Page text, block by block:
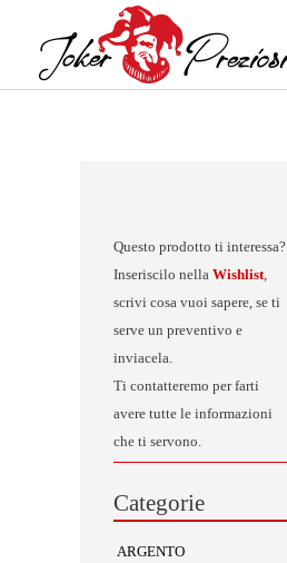
contenuto
Questo prodotto ti interessa?
Inseriscilo nella Wishlist,
scrivi cosa vuoi sapere, se ti
serve un preventivo e
inviacela.
Ti contatteremo per farti
avere tutte le informazioni
che ti servono.
Categorie
ARGENTO